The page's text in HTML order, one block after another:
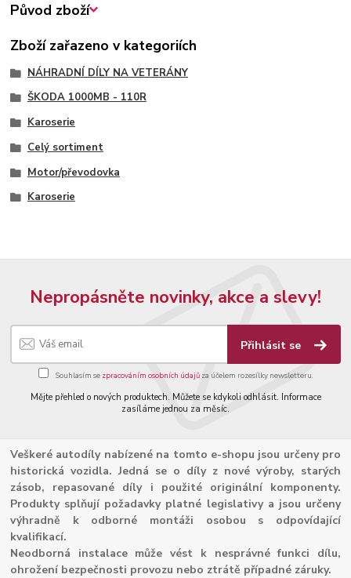
Původ zboží
Zboží zařazeno v kategoriích
NÁHRADNÍ DÍLY NA VETERÁNY
ŠKODA 1000MB - 110R
Karoserie
Celý sortiment
Motor/převodovka
Karoserie
Nepropásněte novinky, akce a slevy!
Přihlásit se
Souhlasím se zpracováním osobních údajůza účelem rozesílky newsletteru.
Mějte přehled o nových produktech. Můžete se kdykoli odhlásit. Informace
zasíláme jednou za měsíc.
Veškeré autodíly nabízené na tomto e-shopu jsou určeny pro
historická vozidla. Jedná se o díly z nové výroby, starých
zásob, repasované díly i použité originální komponenty.
Produkty splňují požadavky platné legislativy a jsou určeny
výhradně k odborné montáži osobou s odpovídající
kvalifikací.
Neodborná instalace může vést k nesprávné funkci dílu,
ohrožení bezpečnosti provozu nebo ztrátě případné záruky.